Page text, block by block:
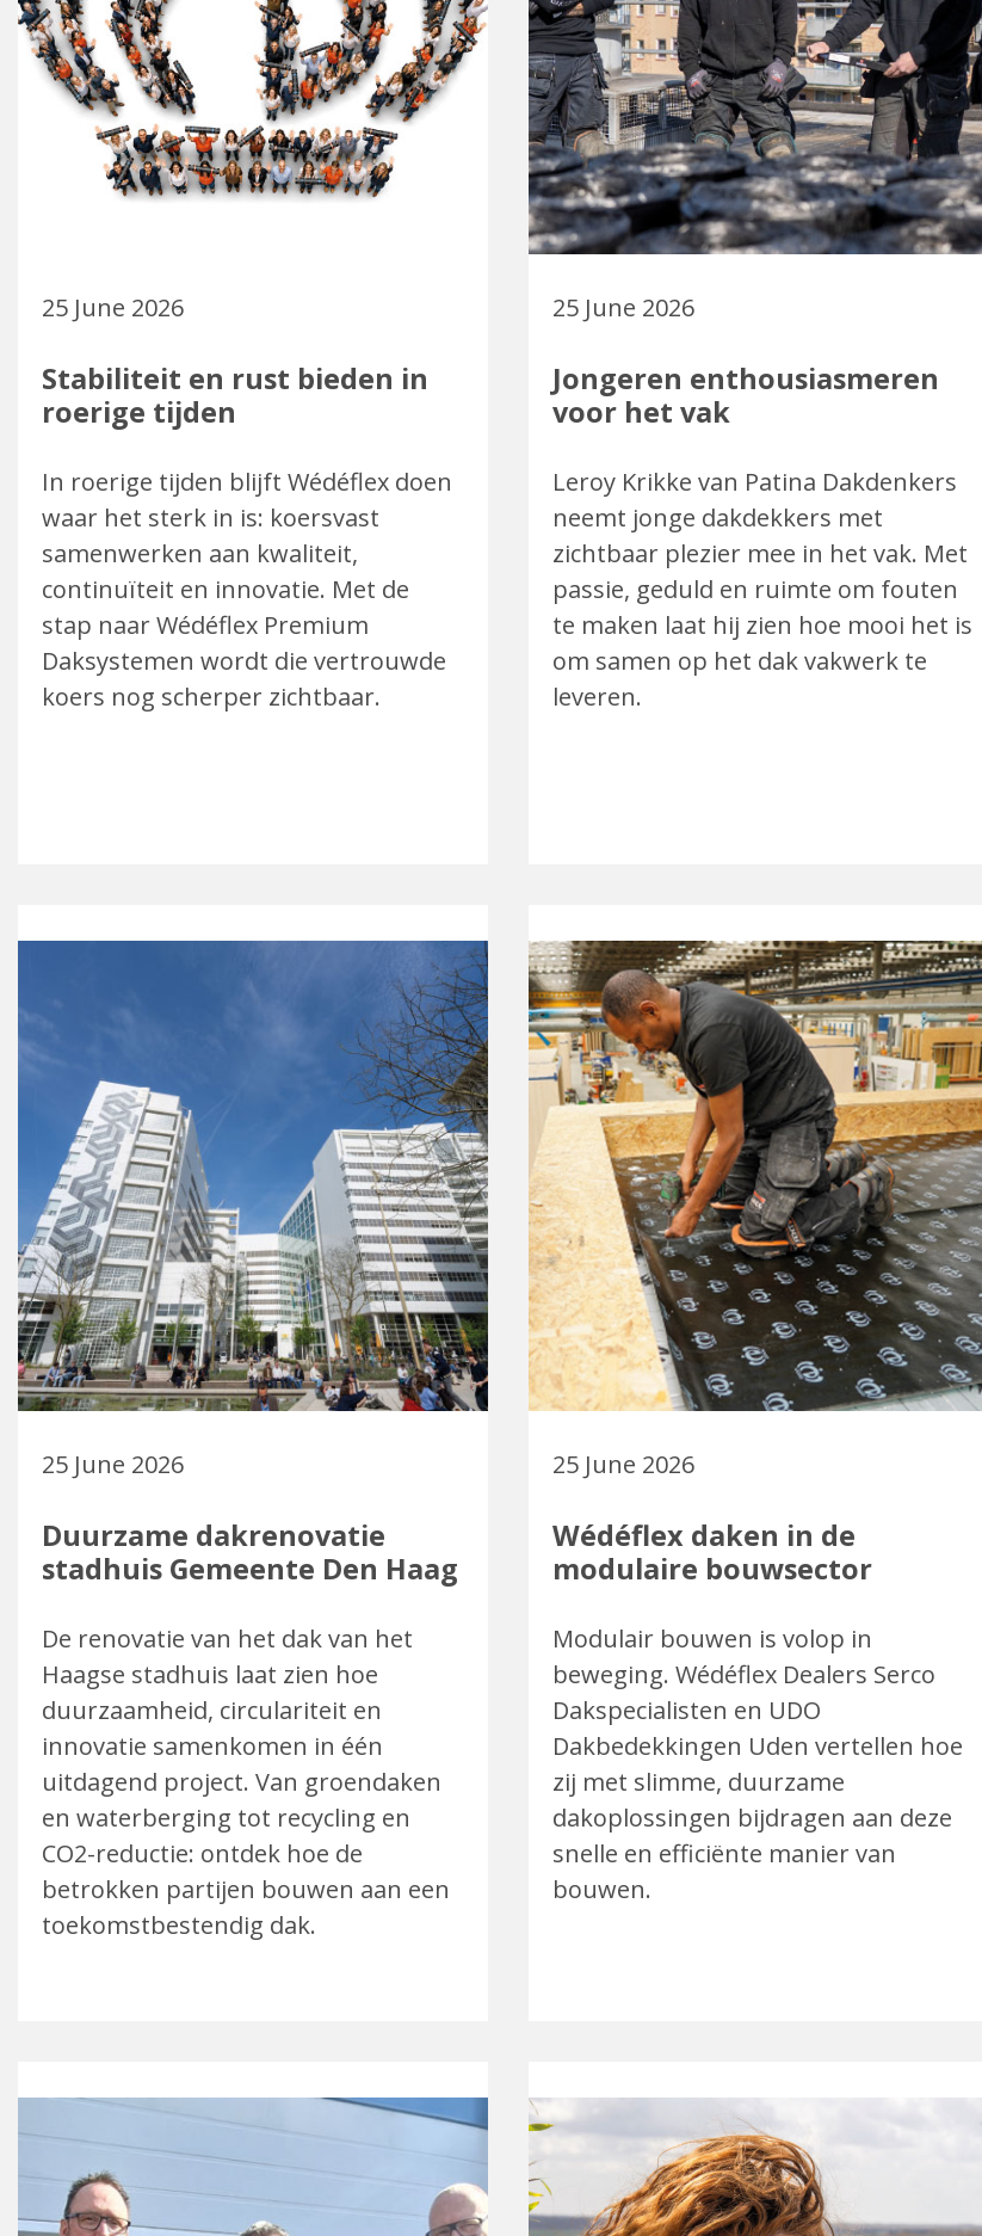
25 June 2026
Stabiliteit en rust bieden in
roerige tijden
In roerige tijden blijft Wédéflex doen
waar het sterk in is: koersvast
samenwerken aan kwaliteit,
continuïteit en innovatie. Met de
stap naar Wédéflex Premium
Daksystemen wordt die vertrouwde
koers nog scherper zichtbaar.
25 June 2026
Jongeren enthousiasmeren
voor het vak
Leroy Krikke van Patina Dakdenkers
neemt jonge dakdekkers met
zichtbaar plezier mee in het vak. Met
passie, geduld en ruimte om fouten
te maken laat hij zien hoe mooi het is
om samen op het dak vakwerk te
leveren.
25 June 2026
Duurzame dakrenovatie
stadhuis Gemeente Den Haag
De renovatie van het dak van het
Haagse stadhuis laat zien hoe
duurzaamheid, circulariteit en
innovatie samenkomen in één
uitdagend project. Van groendaken
en waterberging tot recycling en
CO2-reductie: ontdek hoe de
betrokken partijen bouwen aan een
toekomstbestendig dak.
25 June 2026
Wédéflex daken in de
modulaire bouwsector
Modulair bouwen is volop in
beweging. Wédéflex Dealers Serco
Dakspecialisten en UDO
Dakbedekkingen Uden vertellen hoe
zij met slimme, duurzame
dakoplossingen bijdragen aan deze
snelle en efficiënte manier van
bouwen.